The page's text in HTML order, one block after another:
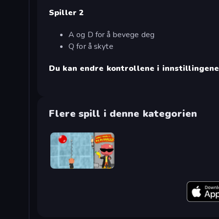
Spiller 2
A og D for å bevege deg
Q for å skyte
Du kan endre kontrollene i
Flere spill i denne kategorien
Bubble Trouble 2: Rebubbled